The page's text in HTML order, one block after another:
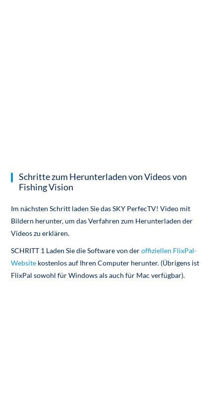
Schritte zum Herunterladen von Videos von
Fishing Vision
Im nächsten Schritt laden Sie das SKY PerfecTV! Video mit
Bildern herunter, um das Verfahren zum Herunterladen der
Videos zu erklären.
SCHRITT 1 Laden Sie die Software von deroffiziellen FlixPal-
Website kostenlos auf Ihren Computer herunter. (Übrigens ist
FlixPal sowohl für Windows als auch für Mac verfügbar).